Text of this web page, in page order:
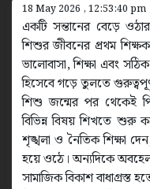
18 May 2026 , 12:53:40 pm
একটি সন্তানের বেড়ে
শিশুর জীবনের প্রথম
ভালোবাসা, শিক্ষা এবং
হিসেবে গড়ে তুলতে
শিশু জন্মের পর থেকেই
বিভিন্ন বিষয় শিখতে শুরু
শৃঙ্খলা ও নৈতিক শিক্ষা
হয়ে ওঠে। অন্যদিকে
সামাজিক বিকাশ বাধাগ্রস্ত